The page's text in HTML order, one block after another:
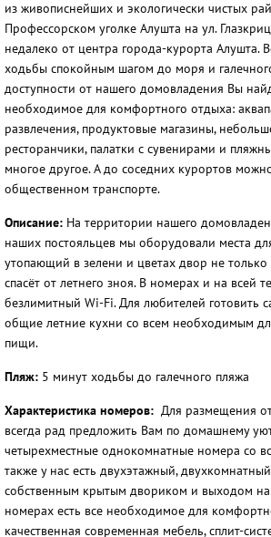
из живописнейших и экологически чистых
Профессорском уголке Алушта на ул.
недалеко от центра города-курорта Алушта.
ходьбы спокойным шагом до моря и
доступности от нашего домовладения Вы
необходимое для комфортного отдыха:
развлечения, продуктовые магазины,
ресторанчики, палатки с сувенирами и
многое другое. А до соседних курортов
общественном транспорте.
Описание: На территории нашего
наших постояльцев мы оборудовали места
утопающий в зелени и цветах двор не только
спасёт от летнего зноя. В номерах и на всей
безлимитный Wi-Fi. Для любителей готовить
общие летние кухни со всем необходимым
пищи.
Пляж: 5 минут ходьбы до галечного пляжа
Характеристика номеров: Для размещения
всегда рад предложить Вам по домашнему
четырехместные однокомнатные номера со
также у нас есть двухэтажный,
собственным крытым двориком и выходом
номерах есть все необходимое для
качественная современная мебель, сплит-